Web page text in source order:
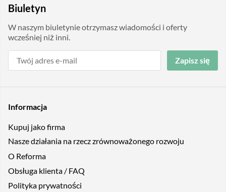
Biuletyn
W naszym biuletynie otrzymasz wiadomości i oferty
wcześniej niż inni.
Zapisz się
Informacja
Kupuj jako firma
Nasze działania na rzecz zrównoważonego rozwoju
O Reforma
Obsługa klienta / FAQ
Polityka prywatności